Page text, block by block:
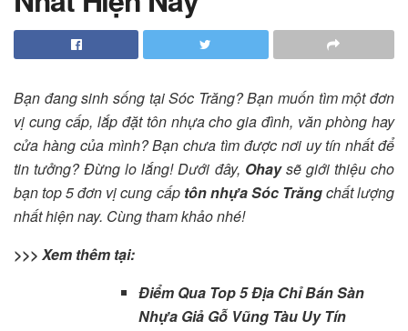
Bạn đang sinh sống tại Sóc Trăng? Bạn muốn tìm một đơn
vị cung cấp, lắp đặt tôn nhựa cho gia đình, văn phòng hay
cửa hàng của mình? Bạn chưa tìm được nơi uy tín nhất để
tin tưởng? Đừng lo lắng! Dưới đây, Ohaysẽ giới thiệu cho
bạn top 5 đơn vị cung cấptôn nhựa Sóc Trăngchất lượng
nhất hiện nay. Cùng tham khảo nhé!
>>> Xem thêm tại:
Điểm Qua Top 5 Địa Chỉ Bán Sàn
Nhựa Giả Gỗ Vũng Tàu Uy Tín